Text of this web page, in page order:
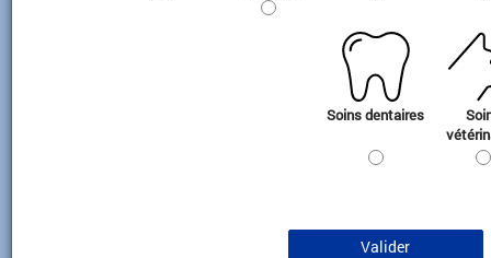
Soins dentaires
Valider